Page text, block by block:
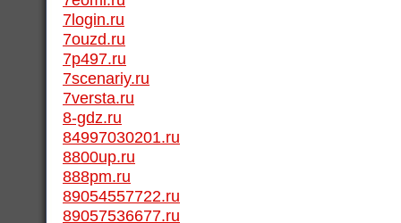
7login.ru
7ouzd.ru
7p497.ru
7scenariy.ru
7versta.ru
8-gdz.ru
84997030201.ru
8800up.ru
888pm.ru
89054557722.ru
89057536677.ru